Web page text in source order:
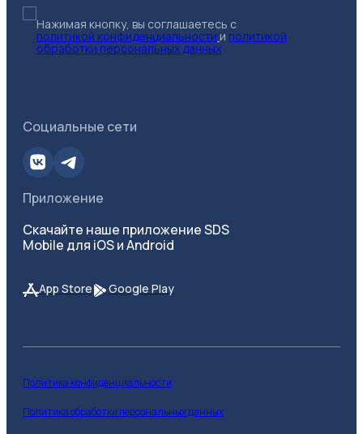
Нажимая кнопку, вы соглашаетесь с
политикой конфиденциальности и политикой
обработки персональных данных
Социальные сети
Приложение
Скачайте наше приложение SDS
Mobile для iOS и Android
App Store Google Play
Политика конфиденциальности
Политика обработки персональных данных